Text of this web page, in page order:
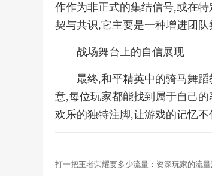
作作为非正式的集结信号,或在
契与共识,它主要是一种增进团队
战场舞台上的自信展现
最终,和平精英中的骑马舞
意,每位玩家都能找到属于自己
欢乐的独特注脚,让游戏的记忆不
打一把王者荣耀要多少流量：资深玩家的流